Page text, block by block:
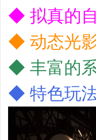
◆ 拟真的
◆ 动态光
◆ 丰富的
◆ 特色玩